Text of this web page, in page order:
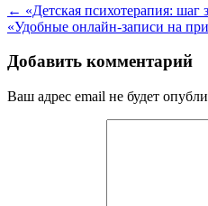
Навигация
по
записям
← «Детская психотерапия:
«Удобные онлайн-записи на
Добавить комментарий
Ваш адрес email не будет